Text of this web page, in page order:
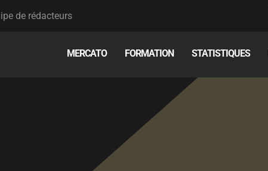
de rédacteurs
MERCATO FORMATION STATISTIQUES